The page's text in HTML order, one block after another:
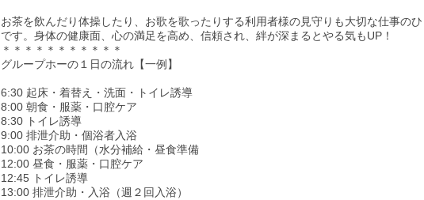
お茶を飲んだり体操したり、お歌を歌ったりする利用者様の見守りも大切な仕事の
です。身体の健康面、心の満足を高め、信頼され、絆が深まるとやる気もUP！
＊＊＊＊＊＊＊＊＊＊＊
グループホーの１日の流れ【一例】
6:30 起床・着替え・洗面・トイレ誘導
8:00 朝食・服薬・口腔ケア
8:30 トイレ誘導
9:00 排泄介助・個浴者入浴
10:00 お茶の時間（水分補給・昼食準備
12:00 昼食・服薬・口腔ケア
12:45 トイレ誘導
13:00 排泄介助・入浴（週２回入浴）